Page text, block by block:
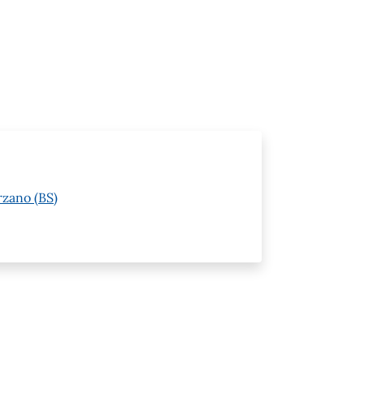
(BS)